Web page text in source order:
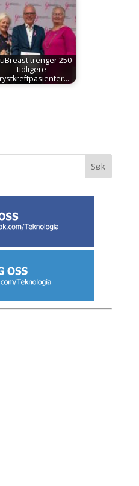
trenger 250
tidligere